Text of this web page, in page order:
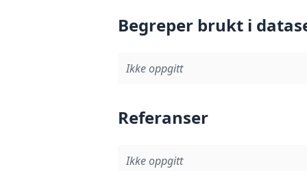
Begreper brukt i
Ikke oppgitt
Referanser
Ikke oppgitt